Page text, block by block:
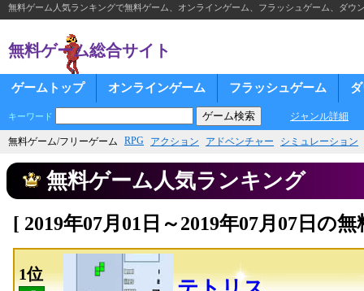
無料ゲーム人気ランキングで無料ゲーム、オンラインゲーム、フラッシュゲーム、ダウ
無料ゲーム総合サイト
ゲームトップ オンラインゲーム フラッシュゲーム
キーワード ジャンル詳細
無料ゲーム/フリーゲーム RPG アクション アドベンチャー シミュレーション
無料ゲーム人気ランキング
[ 2019年07月01日～2019年07月07日の
1位